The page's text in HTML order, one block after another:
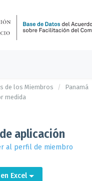
de los Miembros
Panamá
medida
aplicación
al perfil de miembro
Excel